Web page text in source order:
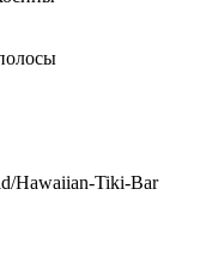
Hawaiian-Tiki-Bar